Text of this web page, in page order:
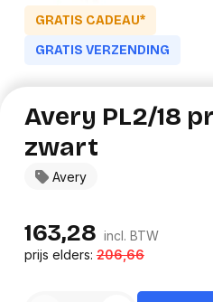
GRATIS CADEAU*
GRATIS VERZENDING
Avery
Avery PL2/18
zwart
163,28 incl. BTW
prijs elders:206,66